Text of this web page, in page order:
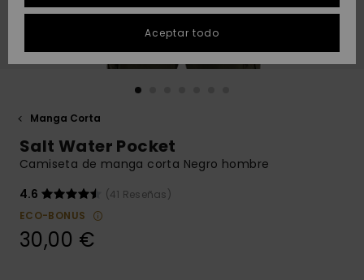
Inicia una
conversación
la respuesta
más rápida a
conversación
respuestas a
las preguntas
Manga Corta
Salt Water Pocket
Camiseta de manga corta Negro hombre
4.6
(41 Reseñas)
ECO-BONUS
30,00 €
Aceptar todo